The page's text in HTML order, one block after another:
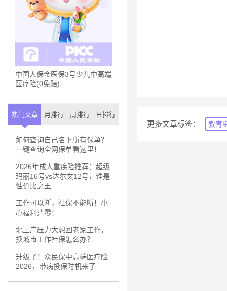
中国人保金医保3号少儿中高端
医疗险(0免赔)
热门文章 月排行 周排行 日排行
如何查询自己名下所有保单？
一键查询全网保单看这里！
2026年成人重疾险推荐：超级
玛丽16号vs达尔文12号，谁是
性价比之王
工作可以断，社保不能断！小
心福利清零！
北上广压力大想回老家工作，
换城市工作社保怎么办？
升级了！众民保中高端医疗险
2026，带病投保时机来了
更多文章标签： 教育